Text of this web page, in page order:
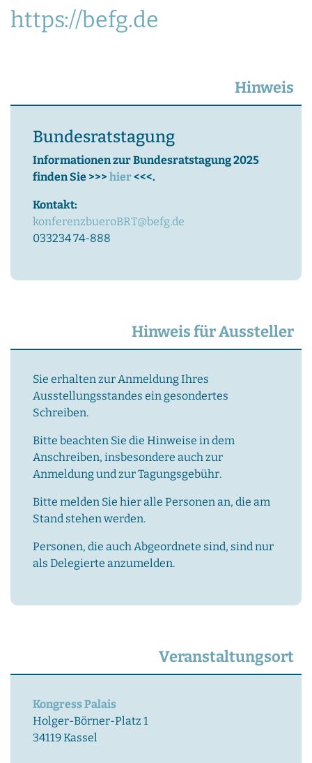
https://befg.de
Hinweis
Bundesratstagung
Informationen zur Bundesratstagung 2025
finden Sie >>> hier<<<.
Kontakt:
konferenzbueroBRT@befg.de
033234 74-888
Hinweis für Aussteller
Sie erhalten zur Anmeldung Ihres
Ausstellungsstandes ein gesondertes
Schreiben.
Bitte beachten Sie die Hinweise in dem
Anschreiben, insbesondere auch zur
Anmeldung und zur Tagungsgebühr.
Bitte melden Sie hier alle Personen an, die am
Stand stehen werden.
Personen, die auch Abgeordnete sind, sind nur
als Delegierte anzumelden.
Veranstaltungsort
Kongress Palais
Holger-Börner-Platz 1
34119 Kassel